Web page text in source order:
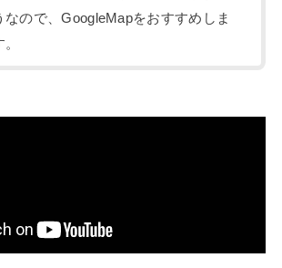
なので、GoogleMapをおすすめしま